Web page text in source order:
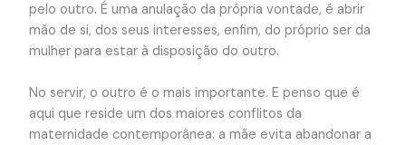
pelo outro. É uma anulação da própria vontade, é abrir
mão de si, dos seus interesses, enfim, do próprio ser da
mulher para estar à disposição do outro.
No servir, o outro é o mais importante. E penso que é
aqui que reside um dos maiores conflitos da
maternidade contemporânea: a mãe evita abandonar a